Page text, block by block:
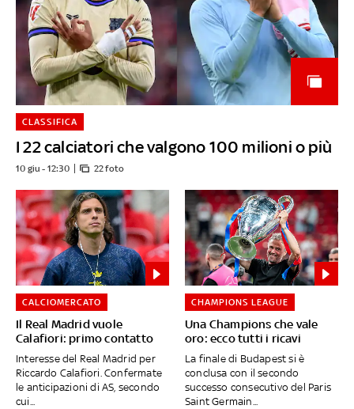
I 22 calciatori che valgono 100 milioni o più
CLASSIFICA
10 giu - 12:30 22 foto
Il Real Madrid vuole
Calafiori: primo contatto
CALCIOMERCATO
Interesse del Real Madrid per
Riccardo Calafiori. Confermate
le anticipazioni di AS, secondo
cui...
Una Champions che vale
oro: ecco tutti i ricavi
CHAMPIONS LEAGUE
La finale di Budapest si è
conclusa con il secondo
successo consecutivo del Paris
Saint Germain...